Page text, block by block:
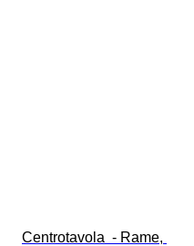
Centrotavola  - Rame,